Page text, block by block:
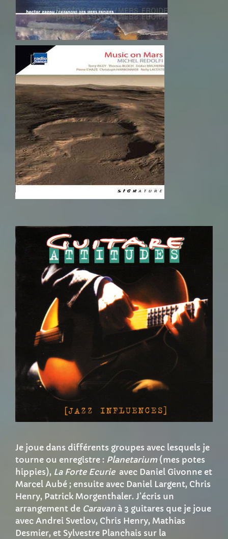
Je joue dans différents groupes avec lesquels je
tourne ou enregistre : Planetarium (mes potes
hippies), La Forte Ecurieavec Daniel Givonne et
Marcel Aubé ; ensuite avec Daniel Largent, Chris
Henry, Patrick Morgenthaler. J’écris un
arrangement de Caravan à 3 guitares que je joue
avec Andrei Svetlov, Chris Henry, Mathias
Desmier, et Sylvestre Planchais sur la